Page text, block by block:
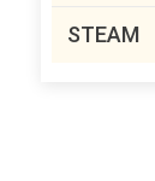
STEAM